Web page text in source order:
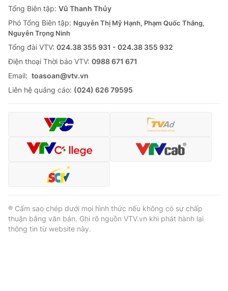
Tổng Biên tập: Vũ Thanh Thủy
Phó Tổng Biên tập: Nguyễn Thị Mỹ Hạnh, Phạm Quốc Thắng,
Nguyễn Trọng Ninh
Tổng đài VTV: 024.38 355 931 - 024.38 355 932
Ðiện thoại Thời báo VTV: 0988 671 671
Email: toasoan@vtv.vn
Liên hệ quảng cáo: (024) 626 79595
® Cấm sao chép dưới mọi hình thức nếu không có sự chấp
thuận bằng văn bản. Ghi rõ nguồn VTV.vn khi phát hành lại
thông tin từ website này.